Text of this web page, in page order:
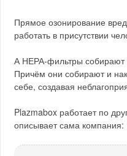
Прямое озонирование
работать в присутствии
А НЕРА-фильтры собирают
Причём они собирают и
себе, создавая
Plazmabox работает по
описывает сама компания: